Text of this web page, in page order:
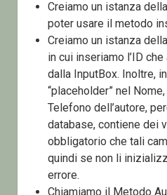
Creiamo un istanza
poter usare il metodo
Creiamo un istanza
in cui inseriamo l’ID
dalla InputBox. Inoltre,
“placeholder” nel
Telefono dell’autore,
database, contiene dei
obbligatorio che tali
quindi se non li
errore.
Chiamiamo il Metodo